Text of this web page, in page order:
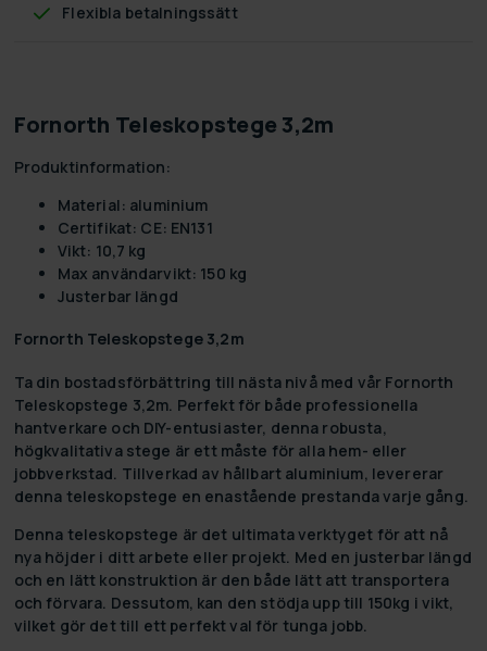
Flexibla betalningssätt
Fornorth Teleskopstege 3,2m
Produktinformation:
Material: aluminium
Certifikat: CE: EN131
Vikt: 10,7 kg
Max användarvikt: 150 kg
Justerbar längd
Fornorth Teleskopstege 3,2m
Ta din bostadsförbättring till nästa nivå med vår Fornorth
Teleskopstege 3,2m. Perfekt för både professionella
hantverkare och DIY-entusiaster, denna robusta,
högkvalitativa stege är ett måste för alla hem- eller
jobbverkstad. Tillverkad av hållbart aluminium, levererar
denna teleskopstege en enastående prestanda varje gång.
Denna teleskopstege är det ultimata verktyget för att nå
nya höjder i ditt arbete eller projekt. Med en justerbar längd
och en lätt konstruktion är den både lätt att transportera
och förvara. Dessutom, kan den stödja upp till 150kg i vikt,
vilket gör det till ett perfekt val för tunga jobb.